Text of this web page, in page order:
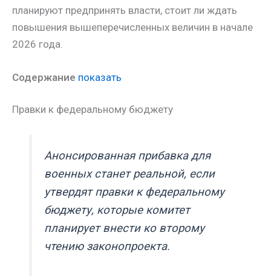
планируют предпринять власти, стоит ли ждать
повышения вышеперечисленных величин в начале
2026 года.
Содержание показать
Правки к федеральному бюджету
Анонсированная прибавка для
военных станет реальной, если
утвердят правки к федеральному
бюджету, которые комитет
планирует внести ко второму
чтению законопроекта.